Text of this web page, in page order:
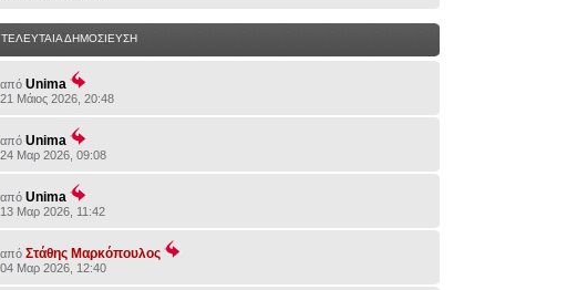
ΤΕΛΕΥΤΑΙΑ ΔΗΜΟΣΙΕΥΣΗ
απόUnima
21 Μάιος 2026, 20:48
απόUnima
24 Μαρ 2026, 09:08
απόUnima
13 Μαρ 2026, 11:42
απόΣτάθης Μαρκόπουλος
04 Μαρ 2026, 12:40